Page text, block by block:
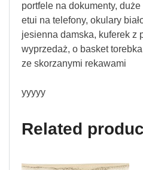
portfele na dokumenty,
etui na telefony, okulary
jesienna damska, kuferek z
wyprzedaż, o basket
ze skorzanymi rekawami
yyyyy
Related